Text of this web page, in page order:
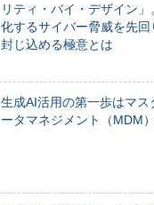
リティ・バイ・デザイン」
化するサイバー脅威を先回
封じ込める極意とは
生成AI活用の第一歩はマス
ータマネジメント（MDM